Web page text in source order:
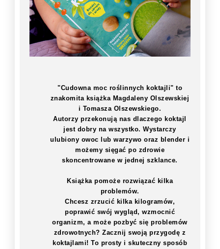
"Cudowna moc roślinnych koktajli" to
znakomita książka Magdaleny Olszewskiej
i Tomasza Olszewskiego.
Autorzy przekonują nas dlaczego koktajl
jest dobry na wszystko. Wystarczy
ulubiony owoc lub warzywo oraz blender i
możemy sięgać po zdrowie
skoncentrowane w jednej szklance.
Książka pomoże rozwiązać kilka
problemów.
Chcesz zrzucić kilka kilogramów,
poprawić swój wygląd, wzmocnić
organizm, a może pozbyć się problemów
zdrowotnych? Zacznij swoją przygodę z
koktajlami! To prosty i skuteczny sposób